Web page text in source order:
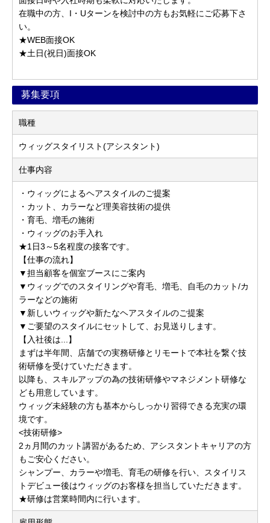
在職中の方、I・Uターンを検討中の方もお気軽にご応募下さ
い。
★WEB面接OK
★土日(祝日)面接OK
募集要項
職種
ウィッグスタイリスト(アシスタント)
仕事内容
・ウィッグによるヘアスタイルのご提案
・カット、カラーなど理美容技術の提供
・育毛、増毛の施術
・ウィッグのお手入れ
★1日3～5名程度の接客です。
【仕事の流れ】
▼担当顧客を個室ブースにご案内
▼ウィッグでのスタイリングや育毛、増毛、自毛のカット/カ
ラーなどの施術
▼新しいウィッグや新たなヘアスタイルのご提案
▼ご要望のスタイルにセットして、お見送りします。
【入社後は...】
まずは半年間、店舗での実務研修とリモートで本社を繋ぐ技
術研修を受けていただきます。
以降も、スキルアップの為の技術研修やマネジメント研修な
ども用意しています。
ウィッグ未経験の方も基本からしっかり習得できる充実の環
境です。
<技術研修>
2ヵ月間のカット講習があるため、アシスタントキャリアの方
もご安心ください。
シャンプー、カラーや増毛、育毛の研修を行い、スタイリス
トデビュー後はウィッグのお客様を担当していただきます。
★研修は営業時間内に行います。